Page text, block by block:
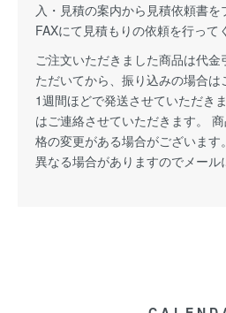
入・見積の案内から見積依頼書を
FAXにて見積もりの依頼を行って
ご注文いただきました商品は代
ただいてから、振り込みの場合
1週間ほどで発送させていただき
はご連絡させていただきます。
格の変更がある場合がございま
異なる場合がありますのでメール